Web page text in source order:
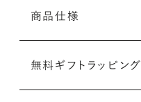
商品仕様
無料ギフトラッピング